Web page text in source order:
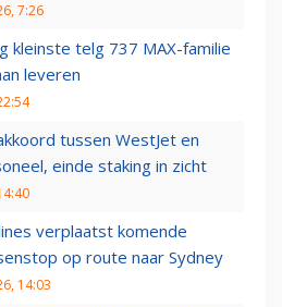
7:26
kleinste telg 737 MAX-familie
leveren
tussen WestJet en
einde staking in zicht
verplaatst komende
op route naar Sydney
14:03